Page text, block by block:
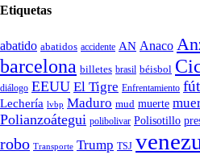
Etiquetas
abatido abatidos accidente AN Anaco
barcelona billetes brasil béisbol
diálogo EEUU El Tigre Enfrentamiento
Lechería lvbp Maduro mud muerte
Polianzoátegui polibolivar Polisotillo
robo Transporte Trump TSJ